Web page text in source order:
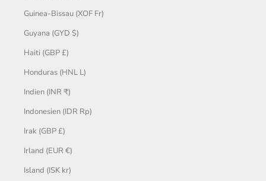
Guinea-Bissau (XOF Fr)
Guyana (GYD $)
Haiti (GBP £)
Honduras (HNL L)
Indien (INR ₹)
Indonesien (IDR Rp)
Irak (GBP £)
Irland (EUR €)
Island (ISK kr)